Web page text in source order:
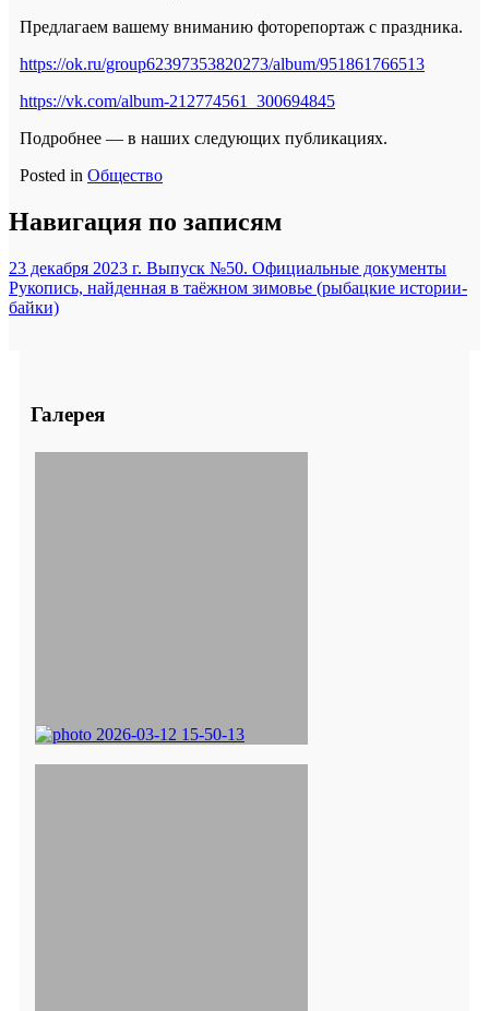
Предлагаем вашему вниманию фоторепортаж с праздника.
https://ok.ru/group62397353820273/album/951861766513
https://vk.com/album-212774561_300694845
Подробнее — в наших следующих публикациях.
Posted in Общество
Навигация по записям
23 декабря 2023 г. Выпуск №50. Официальные документы
Рукопись, найденная в таёжном зимовье (рыбацкие истории-
байки)
Галерея